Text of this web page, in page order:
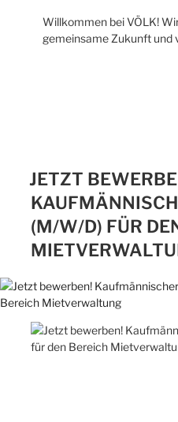
Willkommen bei VÖLK!
gemeinsame Zukunft und
JETZT
(M/W/D) FÜR